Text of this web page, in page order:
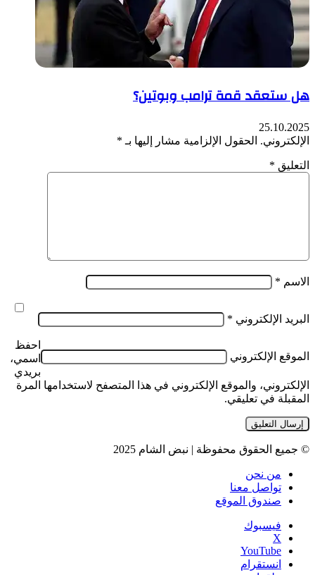
هل ستعقد قمة ترامب وبوتين؟
25.10.2025
الإلكتروني. الحقول الإلزامية مشار إليها بـ *
التعليق *
الاسم *
البريد الإلكتروني *
الموقع الإلكتروني
احفظ
اسمي،
بريدي
الإلكتروني، والموقع الإلكتروني في هذا المتصفح لاستخدامها المرة
المقبلة في تعليقي.
© جميع الحقوق محفوظة | نبض الشام 2025
من نحن
تواصل معنا
صندوق الموقع
فيسبوك
‫X
‫YouTube
انستقرام